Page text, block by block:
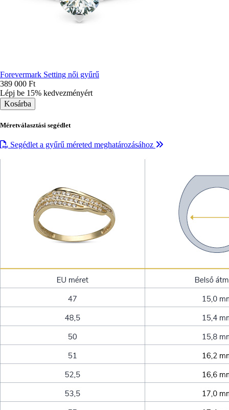
Forevermark Setting női gyűrű
389 000 Ft
Lépj be 15% kedvezményért
Méretválasztási segédlet
Segédlet a gyűrű méreted meghatározásához